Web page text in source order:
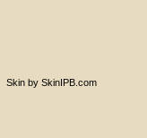
Skin by SkinIPB.com